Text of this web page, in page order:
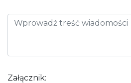
Załącznik: